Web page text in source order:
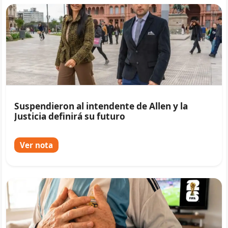
Suspendieron al intendente de Allen y la
Justicia definirá su futuro
Ver nota